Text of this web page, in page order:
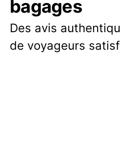
bagages
Des avis
de voyageurs